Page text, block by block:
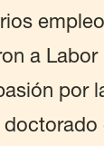
a Labor
por